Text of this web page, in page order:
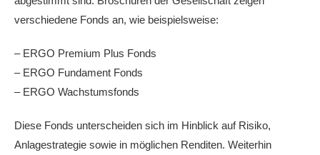
verschiedene Fonds an, wie beispielsweise:
– ERGO Premium Plus Fonds
– ERGO Fundament Fonds
– ERGO Wachstumsfonds
Diese Fonds unterscheiden sich im Hinblick auf Risiko,
Anlagestrategie sowie in möglichen Renditen. Weiterhin